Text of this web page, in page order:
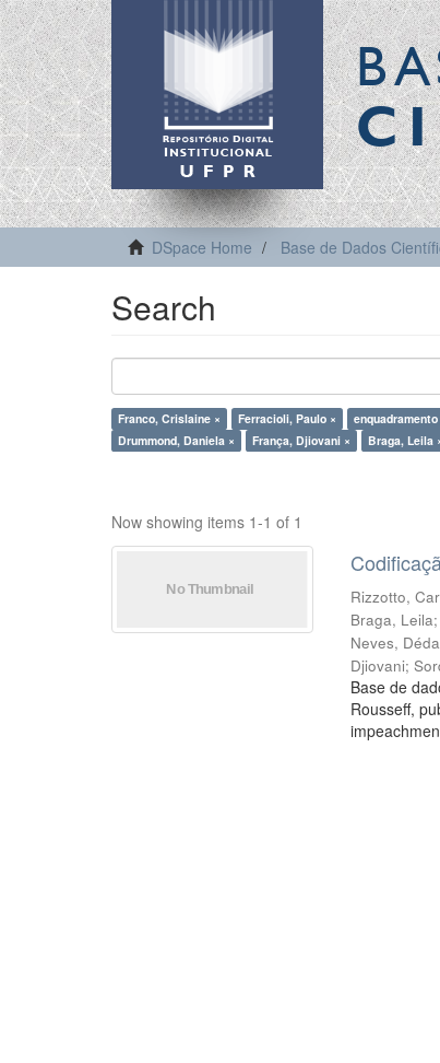
DSpace Home Base de Dados
Search
Franco, Crislaine × Ferracioli, Paulo ×
Drummond, Daniela ×
França, Djiovani × Braga, Leila
Now showing items 1-1 of 1
Rizzotto,
Braga, Leila
Neves,
Djiovani;
Base de
Rousseff,